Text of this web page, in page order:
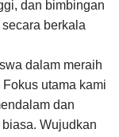
dan bimbingan
berkala
dalam meraih
utama kami
dan
Wujudkan